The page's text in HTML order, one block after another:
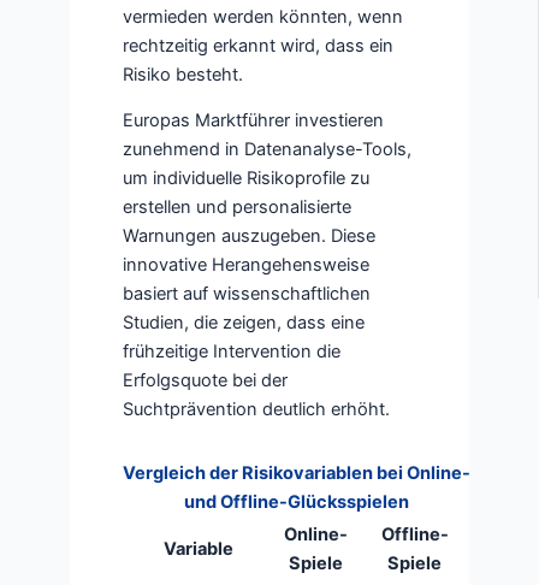
vermieden werden könnten, wenn
rechtzeitig erkannt wird, dass ein
Risiko besteht.
Europas Marktführer investieren
zunehmend in Datenanalyse-Tools,
um individuelle Risikoprofile zu
erstellen und personalisierte
Warnungen auszugeben. Diese
innovative Herangehensweise
basiert auf wissenschaftlichen
Studien, die zeigen, dass eine
frühzeitige Intervention die
Erfolgsquote bei der
Suchtprävention deutlich erhöht.
Vergleich der Risikovariablen bei Online-
und Offline-Glücksspielen
Variable
Online-
Spiele
Offline-
Spiele